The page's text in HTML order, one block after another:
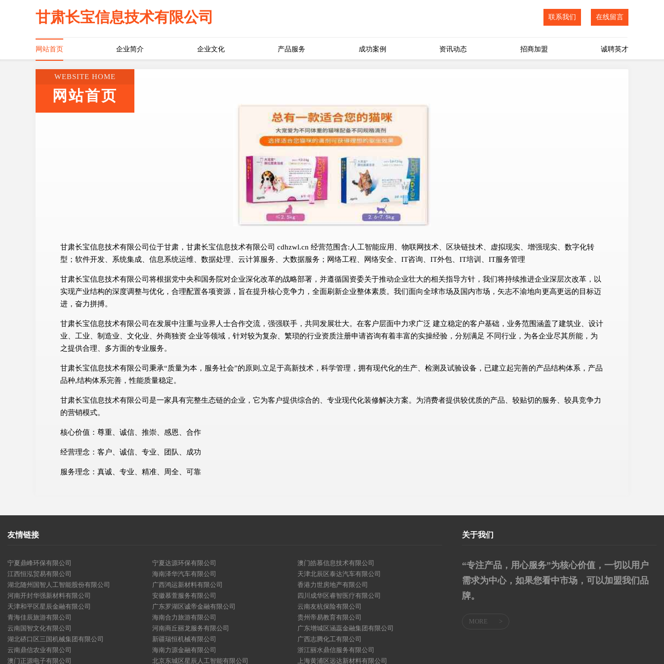
甘肃长宝信息技术有限公司 联系我们 在线留言
网站首页 企业简介 企业文化 产品服务 成功案例 资讯动态 招商加盟 诚聘英才
WEBSITE HOME
网站首页
甘肃长宝信息技术有限公司位于甘肃，甘肃长宝信息技术有限公司 cdhzwl.cn 经营范围含:人工智能应用、物联网技术、区块链技术、虚拟现实、增强现实、数字化转
型；软件开发、系统集成、信息系统运维、数据处理、云计算服务、大数据服务；网络工程、网络安全、IT咨询、IT外包、IT培训、IT服务管理
甘肃长宝信息技术有限公司将根据党中央和国务院对企业深化改革的战略部署，并遵循国资委关于推动企业壮大的相关指导方针，我们将持续推进企业深层次改革，以
实现产业结构的深度调整与优化，合理配置各项资源，旨在提升核心竞争力，全面刷新企业整体素质。我们面向全球市场及国内市场，矢志不渝地向更高更远的目标迈
进，奋力拼搏。
甘肃长宝信息技术有限公司在发展中注重与业界人士合作交流，强强联手，共同发展壮大。在客户层面中力求广泛 建立稳定的客户基础，业务范围涵盖了建筑业、设计
业、工业、制造业、文化业、外商独资 企业等领域，针对较为复杂、繁琐的行业资质注册申请咨询有着丰富的实操经验，分别满足 不同行业，为各企业尽其所能，为
之提供合理、多方面的专业服务。
甘肃长宝信息技术有限公司秉承“质量为本，服务社会”的原则,立足于高新技术，科学管理，拥有现代化的生产、检测及试验设备，已建立起完善的产品结构体系，产品
品种,结构体系完善，性能质量稳定。
甘肃长宝信息技术有限公司是一家具有完整生态链的企业，它为客户提供综合的、专业现代化装修解决方案。为消费者提供较优质的产品、较贴切的服务、较具竞争力
的营销模式。
核心价值：尊重、诚信、推崇、感恩、合作
经营理念：客户、诚信、专业、团队、成功
服务理念：真诚、专业、精准、周全、可靠
友情链接
宁夏鼎峰环保有限公司 宁夏达源环保有限公司
澳门皓慕信息技术有限公司
江西恒泓贸易有限公司
海南泽华汽车有限公司
天津北辰区泰达汽车有限公司
湖北随州国智人工智能股份有限公司
广西鸿运新材料有限公司
香港力世房地产有限公司
河南开封华强新材料有限公司
安徽慕萱服务有限公司
四川成华区睿智医疗有限公司
天津和平区星辰金融有限公司
广东罗湖区诚帝金融有限公司
云南友杭保险有限公司
青海佳辰旅游有限公司
海南合力旅游有限公司
贵州帝易教育有限公司
云南国智文化有限公司
河南商丘丽龙服务有限公司
广东增城区涵蕊金融集团有限公司
湖北硚口区三国机械集团有限公司
新疆瑞恒机械有限公司
广西志腾化工有限公司
云南鼎信农业有限公司
海南力源金融有限公司
浙江丽水鼎信服务有限公司
澳门正源电子有限公司
北京东城区星辰人工智能有限公司 上海黄浦区远达新材料有限公司
关于我们
“专注产品，用心服务”为核心价值，一切以用户
需求为中心，如果您看中市场，可以加盟我们品
牌。
MORE >